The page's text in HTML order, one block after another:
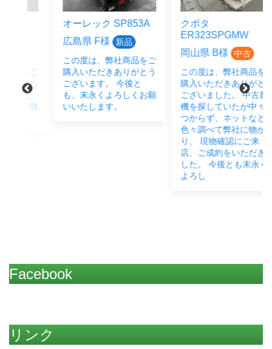
オーレック SP853A
広島県 F様
新品
この度は、弊社商品をご
購入いただきありがとう
ございます。 今後と
も、末永くよろしくお願
いいたします。
クボタ
ER323SPGMW
岡山県 B様 中古
この度は、弊社商品をご
購入いただきありがとう
ございました。 中古農
機を探していたが中々見
つからず、ネットなど
色々調べて弊社に物があ
り、 現物確認にご来
店、ご成約をいただきま
した。 今後とも末永く
よろし
Facebook
リンク